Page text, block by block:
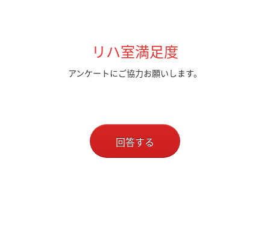
リハ室満足度
アンケートにご協力お願いします。
回答する